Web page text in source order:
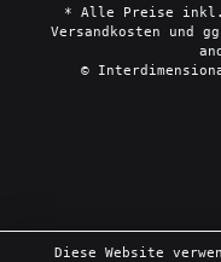
* Alle Preise inkl.
Versandkosten und
©
Diese Website